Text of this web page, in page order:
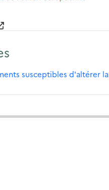
susceptibles d'altérer